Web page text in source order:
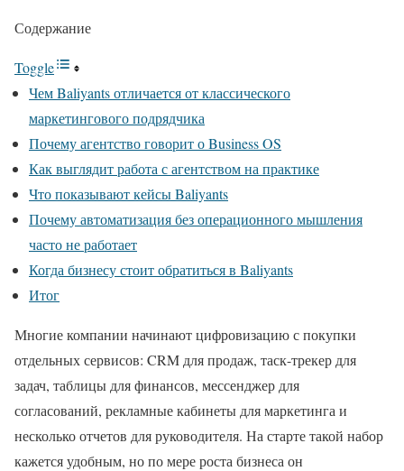
Содержание
Toggle
Чем Baliyants отличается от классического
маркетингового подрядчика
Почему агентство говорит о Business OS
Как выглядит работа с агентством на практике
Что показывают кейсы Baliyants
Почему автоматизация без операционного мышления
часто не работает
Когда бизнесу стоит обратиться в Baliyants
Итог
Многие компании начинают цифровизацию с покупки
отдельных сервисов: CRM для продаж, таск-трекер для
задач, таблицы для финансов, мессенджер для
согласований, рекламные кабинеты для маркетинга и
несколько отчетов для руководителя. На старте такой набор
кажется удобным, но по мере роста бизнеса он